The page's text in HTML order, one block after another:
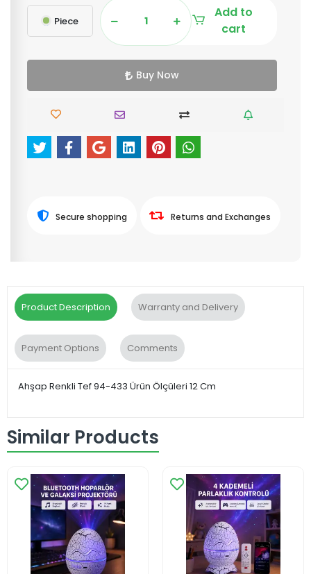
Piece
Add to
cart
Buy Now
Secure shopping Returns and Exchanges
Product Description Warranty and Delivery
Payment Options Comments
Ahşap Renkli Tef 94-433 Ürün Ölçüleri 12 Cm
Similar Products